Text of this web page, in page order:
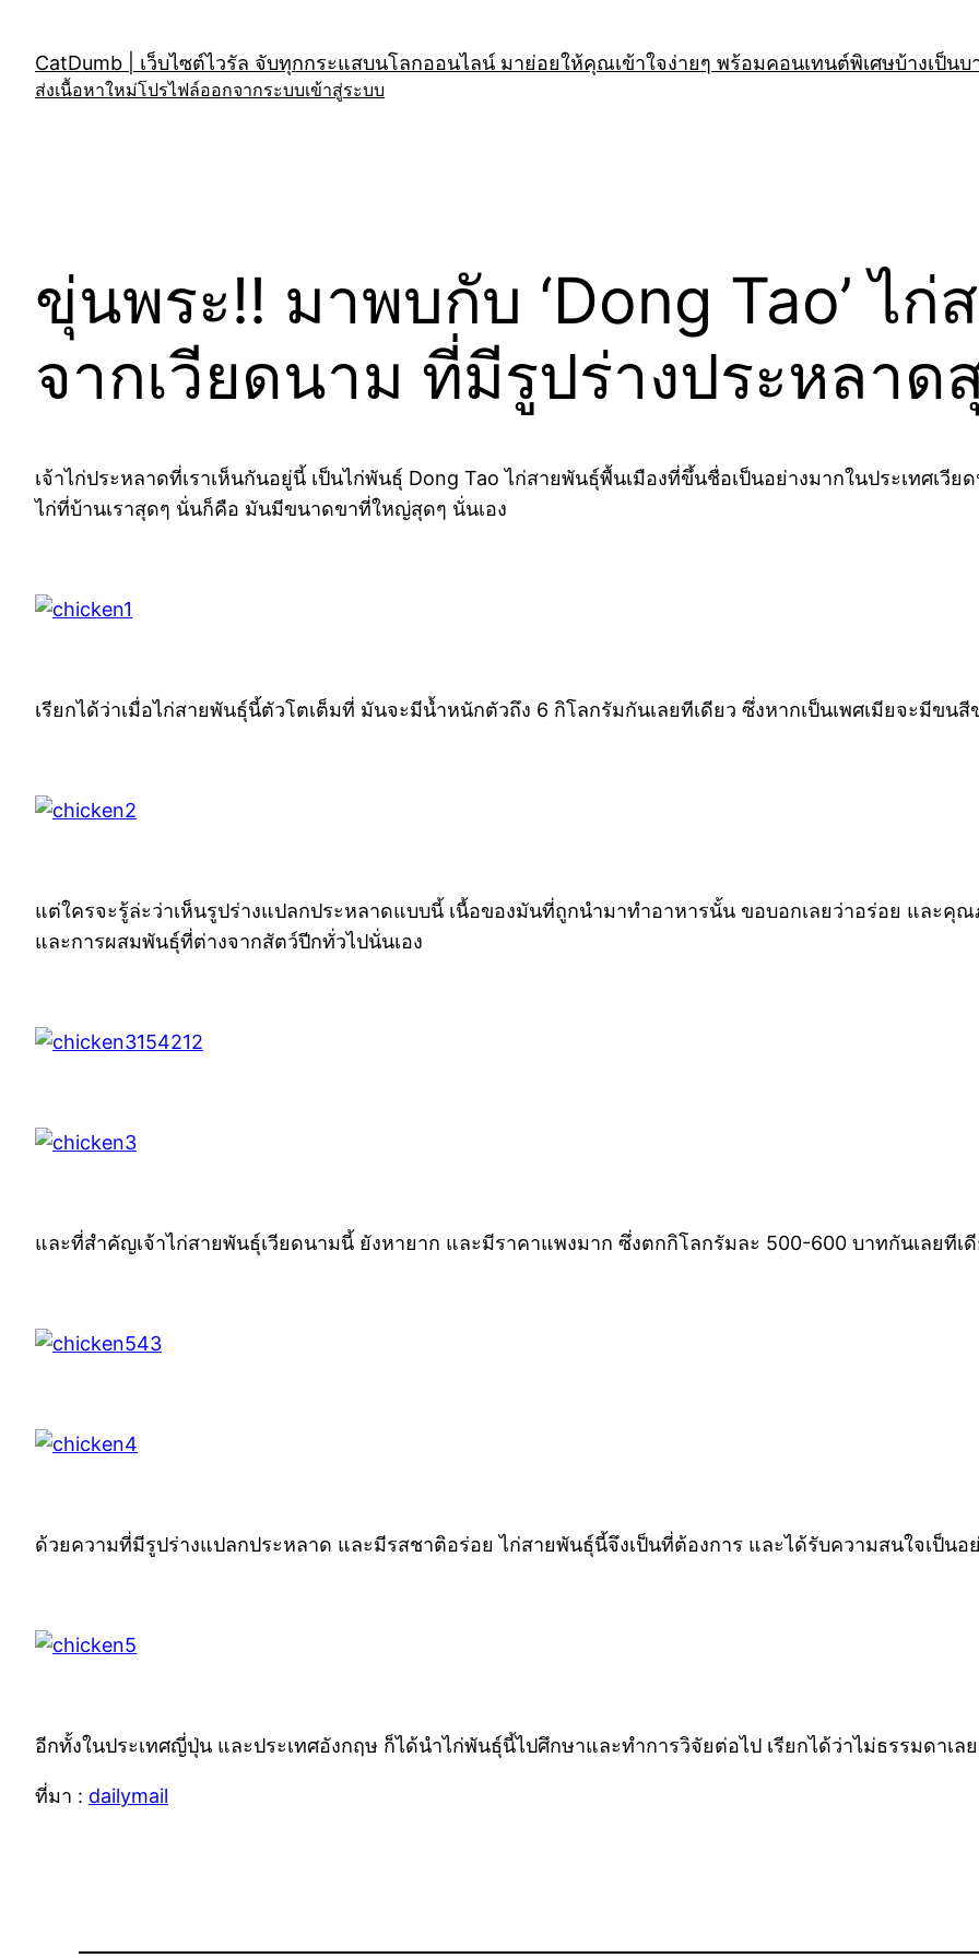
content
CatDumb | เว็บไซต์ไวรัล จับทุกกระแสบนโลกออนไลน์ มาย่อยให้คุณเข้าใจง่ายๆ พร้อมคอนเทนต์พิเศษบ้างเป็นบ
ส่งเนื้อหาใหม่โปรไฟล์ออกจากระบบเข้าสู่ระบบ
ขุ่นพระ!! มาพบกับ ‘Dong Tao’ ไ
จากเวียดนาม ที่มีรูปร่างประหลาด
เจ้าไก่ประหลาดที่เราเห็นกันอยู่นี้ เป็นไก่พันธุ์ Dong Tao ไก่สายพันธุ์พื้นเมืองที่ขึ้นชื่อเป็นอย่างมากในประเทศเ
ไก่ที่บ้านเราสุดๆ นั่นก็คือ มันมีขนาดขาที่ใหญ่สุดๆ นั่นเอง
เรียกได้ว่าเมื่อไก่สายพันธุ์นี้ตัวโตเต็มที่ มันจะมีน้ำหนักตัวถึง 6 กิโลกรัมกันเลยทีเดียว ซึ่งหากเป็นเพศเมียจะมีข
แต่ใครจะรู้ล่ะว่าเห็นรูปร่างแปลกประหลาดแบบนี้ เนื้อของมันที่ถูกนำมาทำอาหารนั้น ขอบอกเลยว่าอร่อย และคุ
และการผสมพันธุ์ที่ต่างจากสัตว์ปีกทั่วไปนั่นเอง
และที่สำคัญเจ้าไก่สายพันธุ์เวียดนามนี้ ยังหายาก และมีราคาแพงมาก ซึ่งตกกิโลกรัมละ 500-600 บาทกันเลยทีเ
ด้วยความที่มีรูปร่างแปลกประหลาด และมีรสชาติอร่อย ไก่สายพันธุ์นี้จึงเป็นที่ต้องการ และได้รับความสนใจเป็นอ
อีกทั้งในประเทศญี่ปุ่น และประเทศอังกฤษ ก็ได้นำไก่พันธุ์นี้ไปศึกษาและทำการวิจัยต่อไป เรียกได้ว่าไม่ธรรมดาเล
ที่มา : dailymail